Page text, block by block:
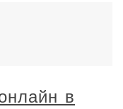
в